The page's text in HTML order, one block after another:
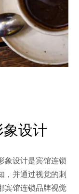
设计
象设计是宾馆连锁
，并通过视觉的刺
宾馆连锁品牌视觉